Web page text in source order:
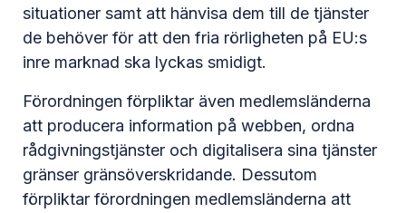
situationer samt att hänvisa dem till de tjänster
de behöver för att den fria rörligheten på EU:s
inre marknad ska lyckas smidigt.
Förordningen förpliktar även medlemsländerna
att producera information på webben, ordna
rådgivningstjänster och digitalisera sina tjänster
gränser gränsöverskridande. Dessutom
förpliktar förordningen medlemsländerna att